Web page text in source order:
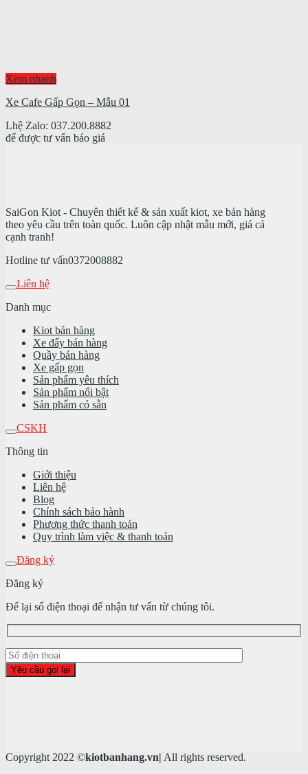
Xem nhanh
Xe Cafe Gấp Gọn – Mẫu 01
Lhệ Zalo: 037.200.8882
để được tư vấn báo giá
SaiGon Kiot - Chuyên thiết kế & sản xuất kiot, xe bán hàng
theo yêu cầu trên toàn quốc. Luôn cập nhật mẫu mới, giá cả
cạnh tranh!
Hotline tư vấn0372008882
Liên hệ
Danh mục
Kiot bán hàng
Xe đẩy bán hàng
Quầy bán hàng
Xe gấp gọn
Sản phẩm yêu thích
Sản phẩm nổi bật
Sản phẩm có sẵn
CSKH
Thông tin
Giới thiệu
Liên hệ
Blog
Chính sách bảo hành
Phương thức thanh toán
Quy trình làm việc & thanh toán
Đăng ký
Đăng ký
Để lại số điện thoại để nhận tư vấn từ chúng tôi.
Copyright 2022 ©kiotbanhang.vn| All rights reserved.